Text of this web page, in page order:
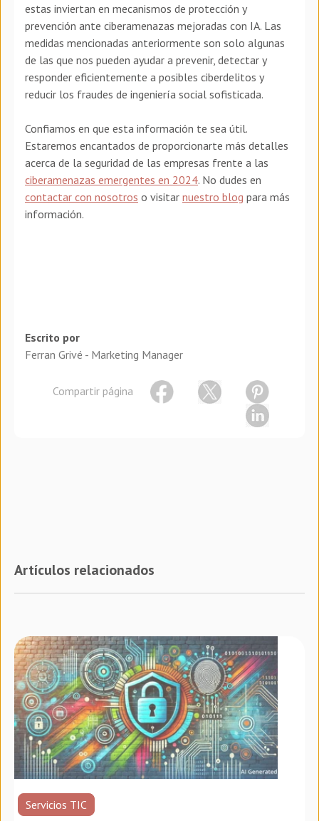
estas inviertan en mecanismos de protección y
prevención ante ciberamenazas mejoradas con IA. Las
medidas mencionadas anteriormente son solo algunas
de las que nos pueden ayudar a prevenir, detectar y
responder eficientemente a posibles ciberdelitos y
reducir los fraudes de ingeniería social sofisticada.
Confiamos en que esta información te sea útil.
Estaremos encantados de proporcionarte más detalles
acerca de la seguridad de las empresas frente a las
ciberamenazas emergentes en 2024. No dudes en
contactar con nosotros o visitar nuestro blog para más
información.
Escrito por
Ferran Grivé - Marketing Manager
Compartir página
Artículos relacionados
Servicios TIC